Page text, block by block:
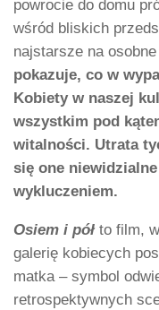
powrocie do domu
wśród bliskich
najstarsze na
pokazuje, co w
Kobiety w naszej
wszystkim pod
witalności. Utrata
się one
wykluczeniem.
Osiem i półto film, w
galerię kobiecych
matka – symbol
retrospektywnych